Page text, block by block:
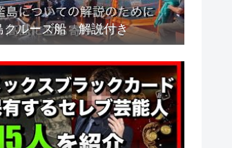
クルーズ船 解説付き